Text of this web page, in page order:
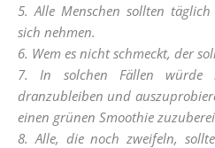
5. Alle Menschen sollten
sich nehmen.
6. Wem es nicht schmeckt, der
7. In solchen Fällen würde
dranzubleiben und
einen grünen Smoothie
8. Alle, die noch zweifeln,